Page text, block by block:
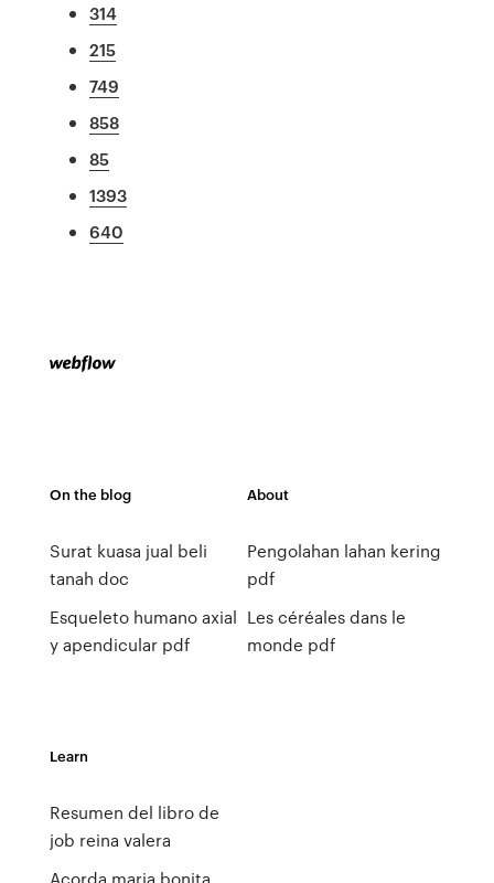
314
215
749
858
85
1393
640
On the blog
Surat kuasa jual beli
tanah doc
Esqueleto humano axial
y apendicular pdf
About
Pengolahan lahan kering
pdf
Les céréales dans le
monde pdf
Learn
Resumen del libro de
job reina valera
Acorda maria bonita